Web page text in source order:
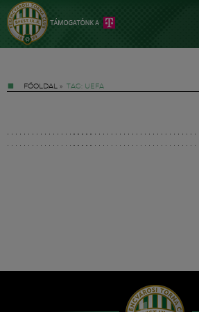
FŐOLDAL » TAG: UEFA
Hírek